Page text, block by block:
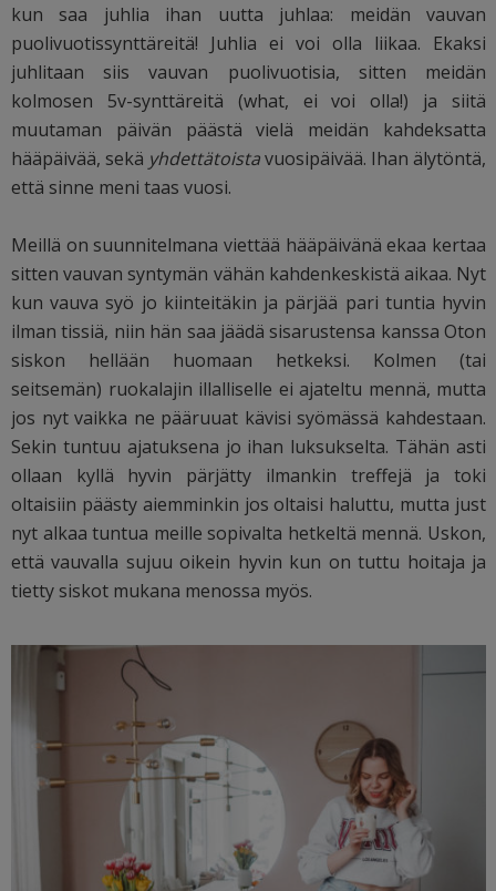
kun saa juhlia ihan uutta juhlaa: meidän vauvan
puolivuotissynttäreitä! Juhlia ei voi olla liikaa. Ekaksi
juhlitaan siis vauvan puolivuotisia, sitten meidän
kolmosen 5v-synttäreitä (what, ei voi olla!) ja siitä
muutaman päivän päästä vielä meidän kahdeksatta
hääpäivää, sekä yhdettätoistavuosipäivää. Ihan älytöntä,
että sinne meni taas vuosi.
Meillä on suunnitelmana viettää hääpäivänä ekaa kertaa
sitten vauvan syntymän vähän kahdenkeskistä aikaa. Nyt
kun vauva syö jo kiinteitäkin ja pärjää pari tuntia hyvin
ilman tissiä, niin hän saa jäädä sisarustensa kanssa Oton
siskon hellään huomaan hetkeksi. Kolmen (tai
seitsemän) ruokalajin illalliselle ei ajateltu mennä, mutta
jos nyt vaikka ne pääruuat kävisi syömässä kahdestaan.
Sekin tuntuu ajatuksena jo ihan luksukselta. Tähän asti
ollaan kyllä hyvin pärjätty ilmankin treffejä ja toki
oltaisiin päästy aiemminkin jos oltaisi haluttu, mutta just
nyt alkaa tuntua meille sopivalta hetkeltä mennä. Uskon,
että vauvalla sujuu oikein hyvin kun on tuttu hoitaja ja
tietty siskot mukana menossa myös.